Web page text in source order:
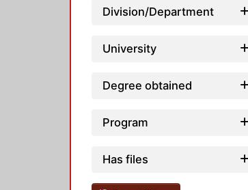
Division/Department
University
Degree obtained
Program
Has files